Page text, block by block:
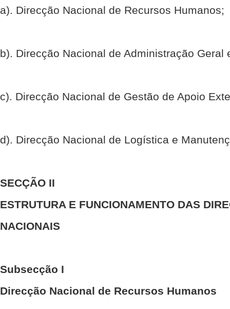
a). Direcção Nacional de Recursos Humanos;
b). Direcção Nacional de Administração Geral
c). Direcção Nacional de Gestão de Apoio
d). Direcção Nacional de Logística e
SECÇÃO II
ESTRUTURA E FUNCIONAMENTO DAS
NACIONAIS
Subsecção I
Direcção Nacional de Recursos Humanos